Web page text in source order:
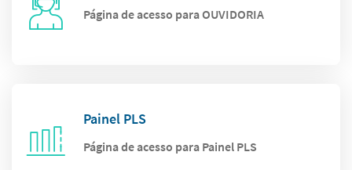
Página de acesso para OUVIDORIA
Painel PLS
Página de acesso para Painel PLS